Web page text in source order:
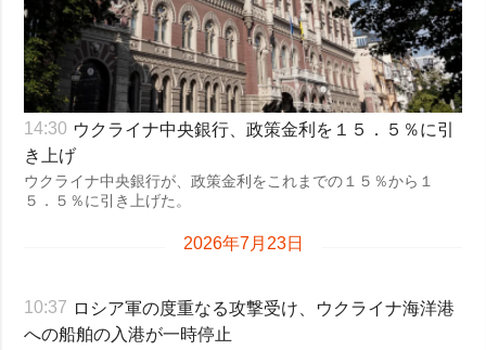
犯罪
事故・緊急事態
追加
特集
インタビュー
写真
サービス
購読
フォトバンク
14:30 ウクライナ中央銀行、政策金利を１５．５％に引
き上げ
ウクライナ中央銀行が、政策金利をこれまでの１５％から１
５．５％に引き上げた。
2026年7月23日
10:37 ロシア軍の度重なる攻撃受け、ウクライナ海洋港
への船舶の入港が一時停止